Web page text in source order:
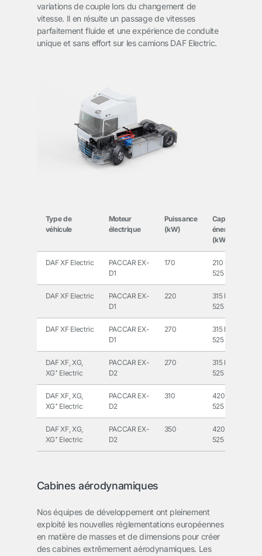
variations de couple lors du changement de
vitesse. Il en résulte un passage de vitesses
parfaitement fluide et une expérience de conduite
unique et sans effort sur les camions DAF Electric.
Type de
véhicule
Moteur
électrique
Puissance
(kW)
Capacité
énergétique
(kWh)
DAF XF Electric
PACCAR EX-
D1
170
210 kWh à
525 kWh
DAF XF Electric
PACCAR EX-
D1
220
315 kWh à
525 kWh
DAF XF Electric
PACCAR EX-
D1
270
315 kWh à
525 kWh
DAF XF, XG,
XG⁺ Electric
PACCAR EX-
D2
270
315 kWh à
525 kWh
DAF XF, XG,
XG⁺ Electric
PACCAR EX-
D2
310
420 kWh ou
525 kWh
DAF XF, XG,
XG⁺ Electric
PACCAR EX-
D2
350
420 kWh ou
525 kWh
Cabines aérodynamiques
Nos équipes de développement ont pleinement
exploité les nouvelles réglementations européennes
en matière de masses et de dimensions pour créer
des cabines extrêmement aérodynamiques. Les